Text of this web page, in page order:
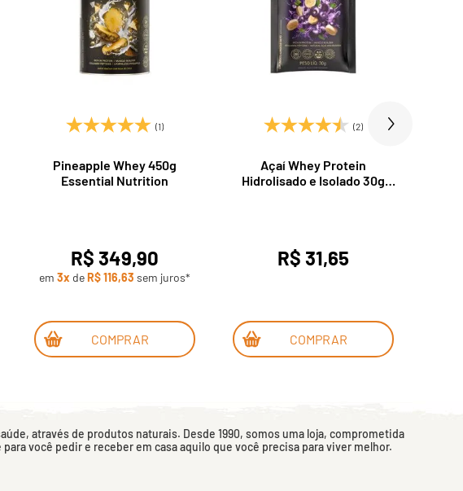
(1)
Pineapple Whey 450g
Essential Nutrition
R$ 349,90
em 3x deR$ 116,63 sem juros*
COMPRAR
(2)
Açaí Whey Protein
Hidrolisado e Isolado 30g
R$ 31,65
COMPRAR
através de produtos naturais. Desde 1990, somos uma loja, comprometida
você pedir e receber em casa aquilo que você precisa para viver melhor.